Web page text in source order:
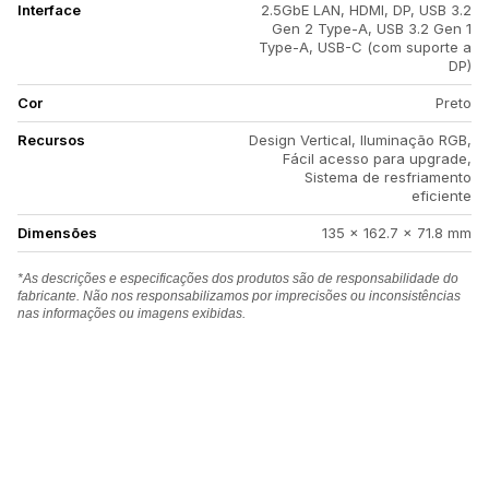
Interface
2.5GbE LAN, HDMI, DP, USB 3.2
Gen 2 Type-A, USB 3.2 Gen 1
Type-A, USB-C (com suporte a
DP)
Cor Preto
Recursos
Design Vertical, Iluminação RGB,
Fácil acesso para upgrade,
Sistema de resfriamento
eficiente
Dimensões 135 x 162.7 x 71.8 mm
*As descrições e especificações dos produtos são de responsabilidade do
fabricante. Não nos responsabilizamos por imprecisões ou inconsistências
nas informações ou imagens exibidas.